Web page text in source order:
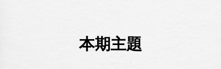
本期主題